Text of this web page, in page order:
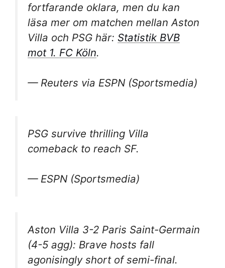
fortfarande oklara, men du kan
läsa mer om matchen mellan Aston
Villa och PSG här: Statistik BVB
mot 1. FC Köln.
— Reuters via ESPN (Sportsmedia)
PSG survive thrilling Villa
comeback to reach SF.
— ESPN (Sportsmedia)
Aston Villa 3-2 Paris Saint-Germain
(4-5 agg): Brave hosts fall
agonisingly short of semi-final.